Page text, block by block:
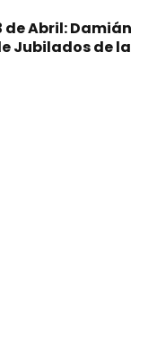
Abril: Damián
Jubilados de la